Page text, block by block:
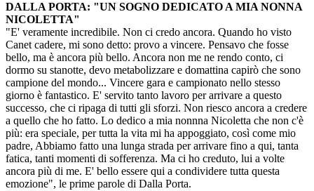
DALLA PORTA: "UN SOGNO DEDICATO A MIA NONNA
NICOLETTA"
"E' veramente incredibile. Non ci credo ancora. Quando ho visto
Canet cadere, mi sono detto: provo a vincere. Pensavo che fosse
bello, ma è ancora più bello. Ancora non me ne rendo conto, ci
dormo su stanotte, devo metabolizzare e domattina capirò che sono
campione del mondo... Vincere gara e campionato nello stesso
giorno è fantastico. E' servito tanto lavoro per arrivare a questo
successo, che ci ripaga di tutti gli sforzi. Non riesco ancora a credere
a quello che ho fatto. Lo dedico a mia nonnna Nicoletta che non c'è
più: era speciale, per tutta la vita mi ha appoggiato, così come mio
padre, Abbiamo fatto una lunga strada per arrivare fino a qui, tanta
fatica, tanti momenti di sofferenza. Ma ci ho creduto, lui a volte
ancora più di me. E' bello essere qui a condividere tutta questa
emozione", le prime parole di Dalla Porta.